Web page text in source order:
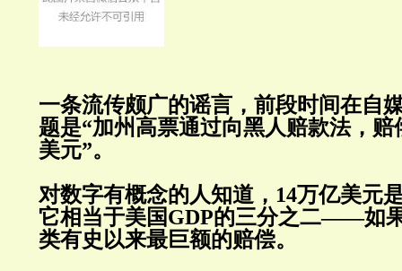
一条流传颇广的谣言，前段时间在自
题是“加州高票通过向黑人赔款法，赔
美元”。
对数字有概念的人知道，14万亿美元
它相当于美国GDP的三分之二——如
类有史以来最巨额的赔偿。